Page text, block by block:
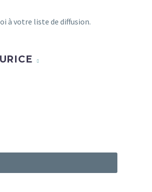
à votre liste de diffusion.